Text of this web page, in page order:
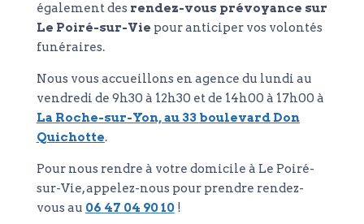
également des rendez-vous prévoyance sur
Le Poiré-sur-Vie pour anticiper vos volontés
funéraires.
Nous vous accueillons en agence du lundi au
vendredi de 9h30 à 12h30 et de 14h00 à 17h00 à
La Roche-sur-Yon, au 33 boulevard Don
Quichotte.
Pour nous rendre à votre domicile à Le Poiré-
sur-Vie, appelez-nous pour prendre rendez-
vous au 06 47 04 90 10!